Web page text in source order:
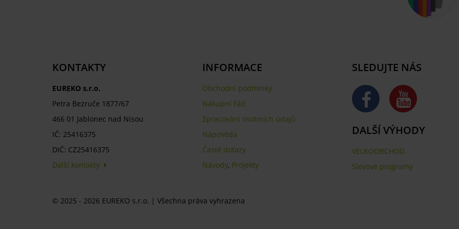
KONTAKTY
EUREKO s.r.o.
Petra Bezruče 1877/67
466 01 Jablonec nad Nisou
IČ: 25416375
DIČ: CZ25416375
Další kontakty
INFORMACE
Obchodní podmínky
Nákupní řád
Zpracování osobních údajů
Nápověda
Časté dotazy
Návody, Projekty
SLEDUJTE NÁS
DALŠÍ VÝHODY
VELKOOBCHOD
Slevové programy
© 2025 - 2026 EUREKO s.r.o. | Všechna práva vyhrazena